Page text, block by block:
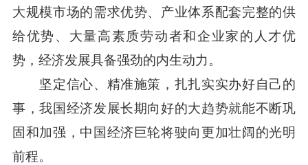
大规模市场的需求优势、产业体系配套完整的供
给优势、大量高素质劳动者和企业家的人才优
势，经济发展具备强劲的内生动力。
坚定信心、精准施策，扎扎实实办好自己的
事，我国经济发展长期向好的大趋势就能不断巩
固和加强，中国经济巨轮将驶向更加壮阔的光明
前程。